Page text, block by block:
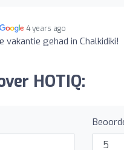
4 years ago
vakantie gehad in Chalkidiki!
HOTIQ: